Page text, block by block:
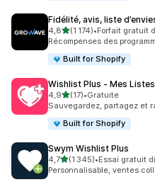
Fidélité, avis, liste
4,8étoile(s) sur 5
(1 174)
1174 avis au total
•Forfait gratuit
Récompenses des
Built for Shopify
Wishlist Plus ‑ Mes
4,9étoile(s) sur 5
(17)
17 avis au total
•Gratuite
Sauvegardez, partagez et
Built for Shopify
Swym Wishlist Plus
4,7étoile(s) sur 5
(1 345)
1345 avis au total
•Essai gratuit
Personnalisable, ventes